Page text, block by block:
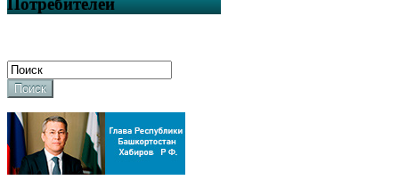
Потребителей
Поиск